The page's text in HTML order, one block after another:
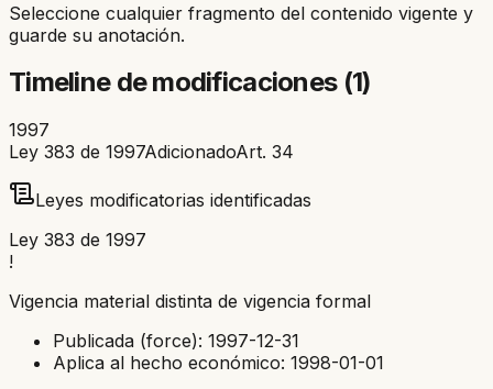
Seleccione cualquier fragmento del contenido vigente y
guarde su anotación.
Timeline de modificaciones (1)
1997
Ley 383 de 1997AdicionadoArt. 34
Leyes modificatorias identificadas
Ley 383 de 1997
!
Vigencia material distinta de vigencia formal
Publicada (force): 1997-12-31
Aplica al hecho económico: 1998-01-01